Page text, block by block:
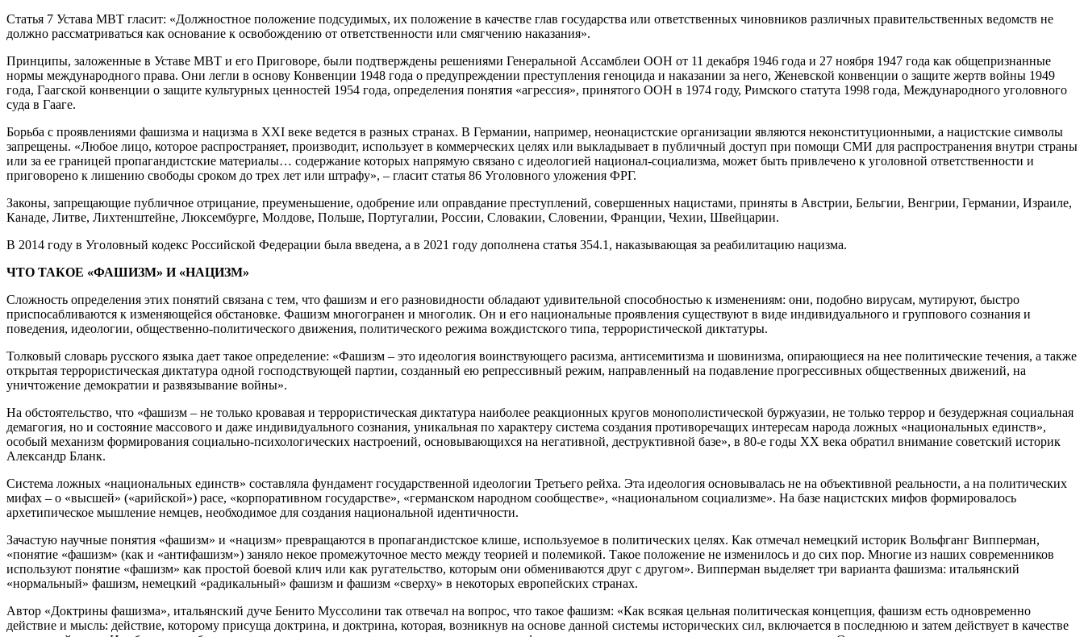
Статья 7 Устава МВТ гласит: «Должностное положение подсудимых, их положение в качестве глав государства или ответственных чиновников различных правительственных ведомств не
должно рассматриваться как основание к освобождению от ответственности или смягчению наказания».
Принципы, заложенные в Уставе МВТ и его Приговоре, были подтверждены решениями Генеральной Ассамблеи ООН от 11 декабря 1946 года и 27 ноября 1947 года как общепризнанные
нормы международного права. Они легли в основу Конвенции 1948 года о предупреждении преступления геноцида и наказании за него, Женевской конвенции о защите жертв войны 1949
года, Гаагской конвенции о защите культурных ценностей 1954 года, определения понятия «агрессия», принятого ООН в 1974 году, Римского статута 1998 года, Международного уголовного
суда в Гааге.
Борьба с проявлениями фашизма и нацизма в ХХI веке ведется в разных странах. В Германии, например, неонацистские организации являются неконституционными, а нацистские символы
запрещены. «Любое лицо, которое распространяет, производит, использует в коммерческих целях или выкладывает в публичный доступ при помощи СМИ для распространения внутри страны
или за ее границей пропагандистские материалы… содержание которых напрямую связано с идеологией национал-социализма, может быть привлечено к уголовной ответственности и
приговорено к лишению свободы сроком до трех лет или штрафу», – гласит статья 86 Уголовного уложения ФРГ.
Законы, запрещающие публичное отрицание, преуменьшение, одобрение или оправдание преступлений, совершенных нацистами, приняты в Австрии, Бельгии, Венгрии, Германии, Израиле,
Канаде, Литве, Лихтенштейне, Люксембурге, Молдове, Польше, Португалии, России, Словакии, Словении, Франции, Чехии, Швейцарии.
В 2014 году в Уголовный кодекс Российской Федерации была введена, а в 2021 году дополнена статья 354.1, наказывающая за реабилитацию нацизма.
ЧТО ТАКОЕ «ФАШИЗМ» И «НАЦИЗМ»
Сложность определения этих понятий связана с тем, что фашизм и его разновидности обладают удивительной способностью к изменениям: они, подобно вирусам, мутируют, быстро
приспосабливаются к изменяющейся обстановке. Фашизм многогранен и многолик. Он и его национальные проявления существуют в виде индивидуального и группового сознания и
поведения, идеологии, общественно-политического движения, политического режима вождистского типа, террористической диктатуры.
Толковый словарь русского языка дает такое определение: «Фашизм – это идеология воинствующего расизма, антисемитизма и шовинизма, опирающиеся на нее политические течения, а также
открытая террористическая диктатура одной господствующей партии, созданный ею репрессивный режим, направленный на подавление прогрессивных общественных движений, на
уничтожение демократии и развязывание войны».
На обстоятельство, что «фашизм – не только кровавая и террористическая диктатура наиболее реакционных кругов монополистической буржуазии, не только террор и безудержная социальная
демагогия, но и состояние массового и даже индивидуального сознания, уникальная по характеру система создания противоречащих интересам народа ложных «национальных единств»,
особый механизм формирования социально-психологических настроений, основывающихся на негативной, деструктивной базе», в 80-е годы ХХ века обратил внимание советский историк
Александр Бланк.
Система ложных «национальных единств» составляла фундамент государственной идеологии Третьего рейха. Эта идеология основывалась не на объективной реальности, а на политических
мифах – о «высшей» («арийской») расе, «корпоративном государстве», «германском народном сообществе», «национальном социализме». На базе нацистских мифов формировалось
архетипическое мышление немцев, необходимое для создания национальной идентичности.
Зачастую научные понятия «фашизм» и «нацизм» превращаются в пропагандистское клише, используемое в политических целях. Как отмечал немецкий историк Вольфганг Випперман,
«понятие «фашизм» (как и «антифашизм») заняло некое промежуточное место между теорией и полемикой. Такое положение не изменилось и до сих пор. Многие из наших современников
используют понятие «фашизм» как простой боевой клич или как ругательство, которым они обмениваются друг с другом». Випперман выделяет три варианта фашизма: итальянский
«нормальный» фашизм, немецкий «радикальный» фашизм и фашизм «сверху» в некоторых европейских странах.
Автор «Доктрины фашизма», итальянский дуче Бенито Муссолини так отвечал на вопрос, что такое фашизм: «Как всякая цельная политическая концепция, фашизм есть одновременно
действие и мысль: действие, которому присуща доктрина, и доктрина, которая, возникнув на основе данной системы исторических сил, включается в последнюю и затем действует в качестве